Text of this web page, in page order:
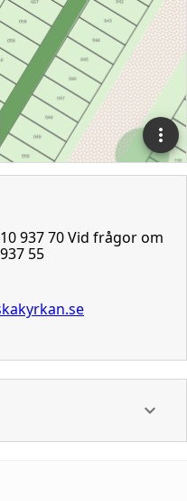
937 70 Vid frågor om
55